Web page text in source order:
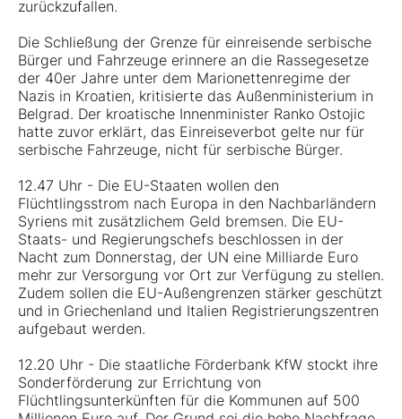
zurückzufallen.
Die Schließung der Grenze für einreisende serbische
Bürger und Fahrzeuge erinnere an die Rassegesetze
der 40er Jahre unter dem Marionettenregime der
Nazis in Kroatien, kritisierte das Außenministerium in
Belgrad. Der kroatische Innenminister Ranko Ostojic
hatte zuvor erklärt, das Einreiseverbot gelte nur für
serbische Fahrzeuge, nicht für serbische Bürger.
12.47 Uhr - Die EU-Staaten wollen den
Flüchtlingsstrom nach Europa in den Nachbarländern
Syriens mit zusätzlichem Geld bremsen. Die EU-
Staats- und Regierungschefs beschlossen in der
Nacht zum Donnerstag, der UN eine Milliarde Euro
mehr zur Versorgung vor Ort zur Verfügung zu stellen.
Zudem sollen die EU-Außengrenzen stärker geschützt
und in Griechenland und Italien Registrierungszentren
aufgebaut werden.
12.20 Uhr - Die staatliche Förderbank KfW stockt ihre
Sonderförderung zur Errichtung von
Flüchtlingsunterkünften für die Kommunen auf 500